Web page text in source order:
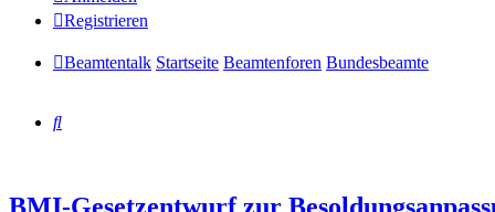
Registrieren
Beamtentalk Startseite Beamtenforen Bundesbeamte
Suche